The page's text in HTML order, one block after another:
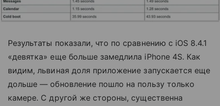
Результаты показали, что по сравнению с iOS 8.4.1
«девятка» еще больше замедлила iPhone 4S. Как
видим, львиная доля приложение запускается еще
дольше — обновление пошло на пользу только
камере. С другой же стороны, существенна